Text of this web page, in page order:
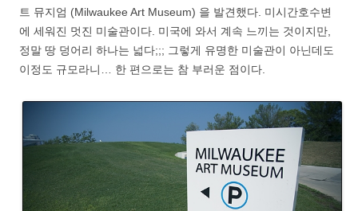
트 뮤지엄 (Milwaukee Art Museum) 을 발견했다. 미시간호수변
에 세워진 멋진 미술관이다. 미국에 와서 계속 느끼는 것이지만,
정말 땅 덩어리 하나는 넓다;;; 그렇게 유명한 미술관이 아닌데도
이정도 규모라니… 한 편으로는 참 부러운 점이다.